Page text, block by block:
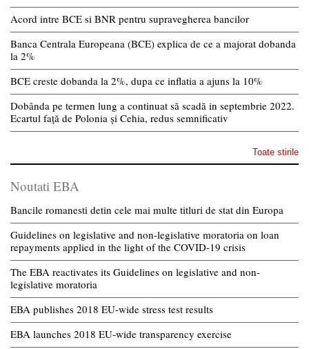
Acord intre BCE si BNR pentru supravegherea bancilor
Banca Centrala Europeana (BCE) explica de ce a majorat dobanda
la 2%
BCE creste dobanda la 2%, dupa ce inflatia a ajuns la 10%
Dobânda pe termen lung a continuat să scadă in septembrie 2022.
Ecartul față de Polonia și Cehia, redus semnificativ
Toate stirile
Noutati EBA
Bancile romanesti detin cele mai multe titluri de stat din Europa
Guidelines on legislative and non-legislative moratoria on loan
repayments applied in the light of the COVID-19 crisis
The EBA reactivates its Guidelines on legislative and non-
legislative moratoria
EBA publishes 2018 EU-wide stress test results
EBA launches 2018 EU-wide transparency exercise